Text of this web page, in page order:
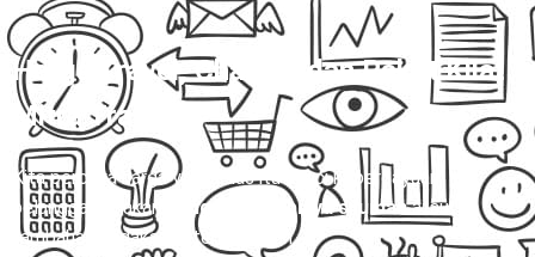
Harga Travel, Charter, dan Paket Kilat
Mitra Trans
💰
Kita percaya harga yang jelas itu kunci kepercayaan
pelanggan. Makanya,
nggak ada biaya silumanatau
tambahan dadakan di tengah jalan.